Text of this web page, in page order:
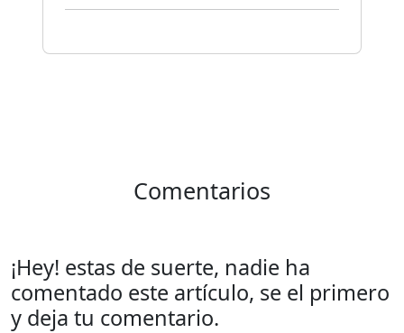
Comentarios
¡Hey! estas de suerte, nadie ha
comentado este artículo, se el primero
y deja tu comentario.